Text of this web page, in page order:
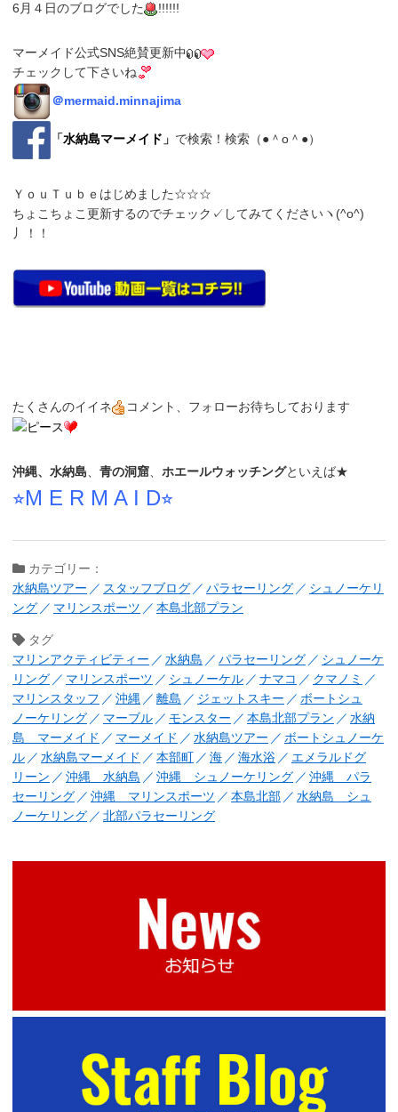
6月４日のブログでした
!!!!!!
マーメイド公式SNS絶賛更新中
チェックして下さいね
＠mermaid.minnajima
「水納島マーメイド 」 で検索！検索（●＾o＾●）
ＹｏｕＴｕｂｅはじめました☆☆☆
ちょこちょこ更新するのでチェック✓してみてくださいヽ(^o^)
丿！！
たくさんのイイネ コメント、フォローお待ちしております
沖縄、水納島、 青の洞窟、 ホエールウォッチングといえば★
⭐︎M E R M A I D⭐︎
カテゴリー：
水納島ツアー
スタッフブログ パラセーリング
シュノーケリ
ング
マリンスポーツ 本島北部プラン
タグ
マリンアクティビティー
水納島 パラセーリング
シュノーケ
リング
マリンスポーツ シュノーケル ナマコ
クマノミ
マリンスタッフ
沖縄 離島 ジェットスキー
ボートシュ
ノーケリング
マーブル モンスター 本島北部プラン
水納
島 マーメイド
マーメイド 水納島ツアー
ボートシュノーケ
ル
水納島マーメイド 本部町 海 海水浴
エメラルドグ
リーン
沖縄 水納島 沖縄 シュノーケリング
沖縄 パラ
セーリング
沖縄 マリンスポーツ 本島北部
水納島 シュ
ノーケリング
北部パラセーリング